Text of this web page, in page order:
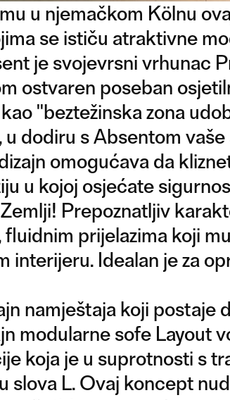
u njemačkom Kölnu
se ističu atraktivne
je svojevrsni vrhunac
ostvaren poseban
"beztežinska zona
dodiru s Absentom
omogućava da
u kojoj osjećate
Prepoznatljiv
prijelazima koji
interijeru. Idealan je za
namještaja koji postaje
modularne sofe Layout
koja je u suprotnosti s
L. Ovaj koncept